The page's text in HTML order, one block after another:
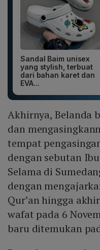
Sandal Baim unisex
yang stylish, terbuat
dari bahan karet dan
EVA...
Akhirnya, Belanda
dan
tempat
dengan sebutan
Selama di
dengan
Qur’an hingga
wafat pada 6
baru ditemukan